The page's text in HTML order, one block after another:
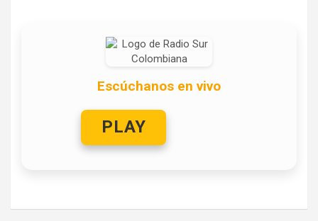
Escúchanos en vivo
PLAY